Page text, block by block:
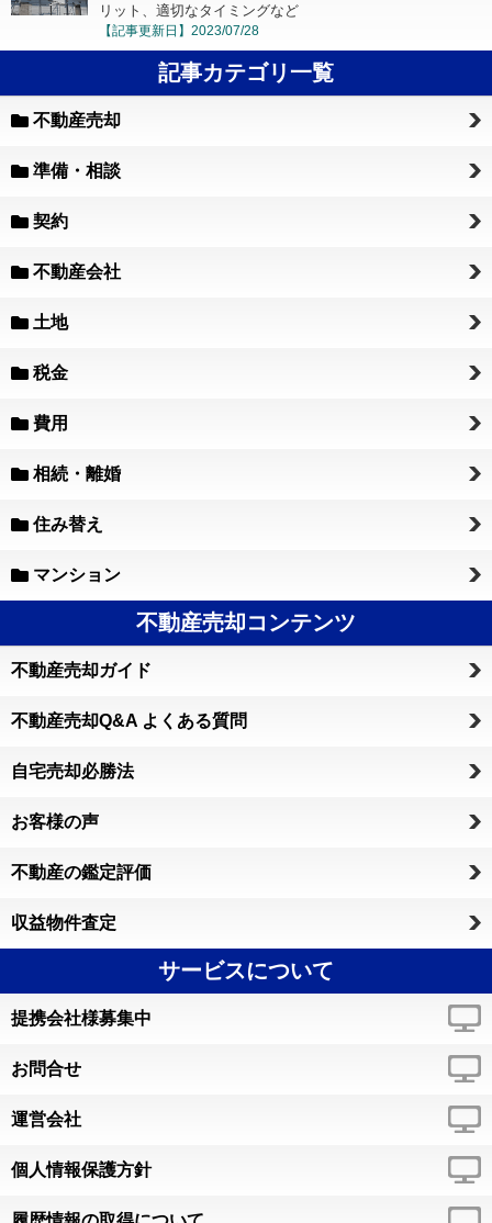
リット、適切なタイミングなど
【記事更新日】 2023/07/28
記事カテゴリ一覧
不動産売却
準備・相談
契約
不動産会社
土地
税金
費用
相続・離婚
住み替え
マンション
不動産売却コンテンツ
不動産売却ガイド
不動産売却Q&A よくある質問
自宅売却必勝法
お客様の声
不動産の鑑定評価
収益物件査定
サービスについて
提携会社様募集中
お問合せ
運営会社
個人情報保護方針